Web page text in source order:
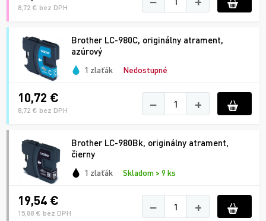
8,72 € bez DPH
Brother LC-980C, originálny atrament,
azúrový
1 zlaťák Nedostupné
10,72 €
8,72 € bez DPH − +
Brother LC-980Bk, originálny atrament,
čierny
1 zlaťák Skladom > 9 ks
19,54 €
15,88 € bez DPH − +